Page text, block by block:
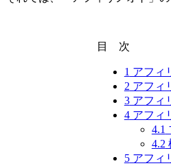
目 次
1 アフィ
2 アフィ
3アフィ
4アフィ
4.1
4.2
5アフィ